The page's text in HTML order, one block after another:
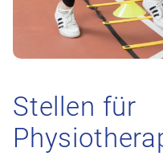
Stellen für